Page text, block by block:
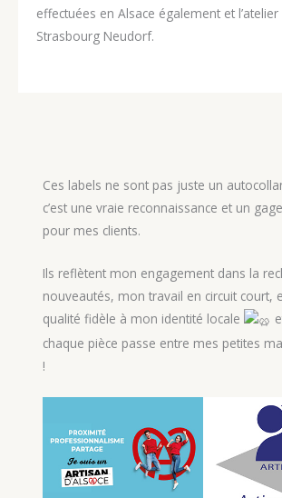
effectuées en Alsace également et
Strasbourg Neudorf.
Ces labels ne sont pas juste un
c’est une vraie reconnaissance et un
pour mes clients.
Ils reflètent mon engagement dans la
nouveautés, mon travail en circuit court,
qualité fidèle à mon identité locale
chaque pièce passe entre mes petites
!